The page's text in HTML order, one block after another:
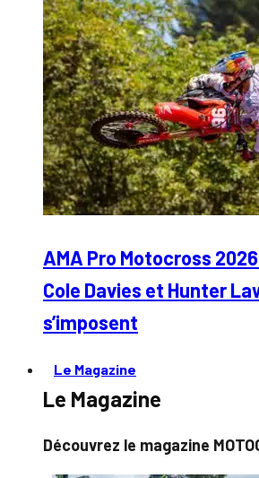
AMA Pro Motocross
Cole Davies et Hunter
s’imposent
Le Magazine
Le Magazine
Découvrez le magazine